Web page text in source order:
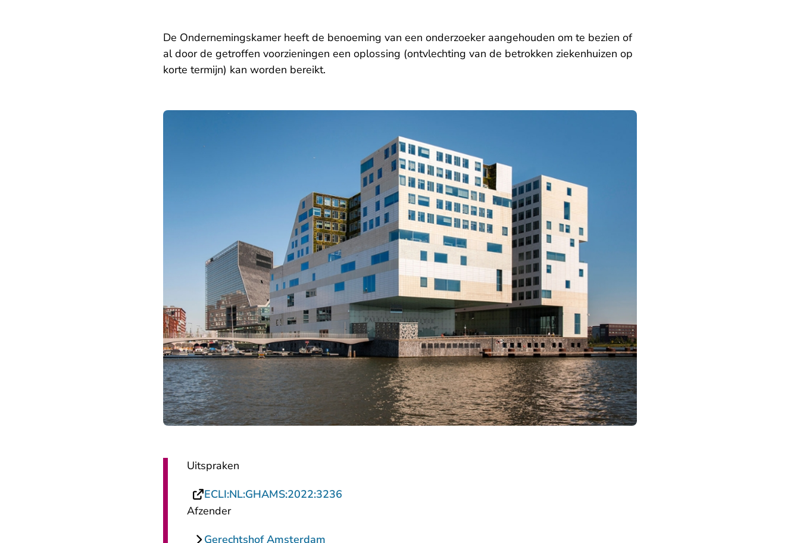
De Ondernemingskamer heeft de benoeming van een onderzoeker aangehouden om te bezien of
al door de getroffen voorzieningen een oplossing (ontvlechting van de betrokken ziekenhuizen op
korte termijn) kan worden bereikt.
Uitspraken
ECLI:NL:GHAMS:2022:3236
Afzender
Gerechtshof Amsterdam